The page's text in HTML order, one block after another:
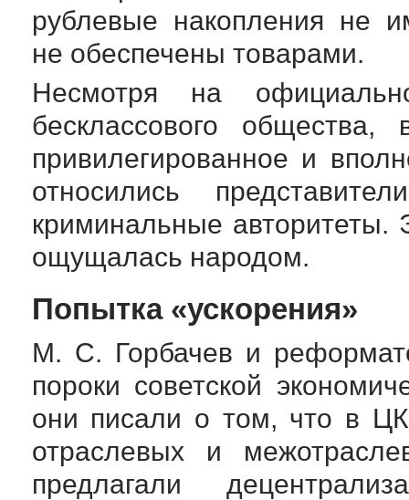
рублевые накопления не
не обеспечены товарами.
Несмотря на
бесклассового
привилегированное и
относились
криминальные авторитеты.
ощущалась народом.
Попытка «ускорения»
М. С. Горбачев и
пороки советской
они писали о том, что в
отраслевых и
предлагали